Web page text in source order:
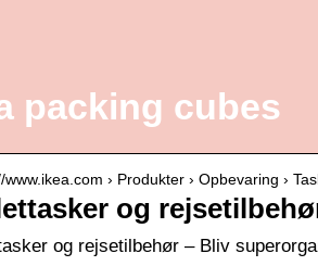
packing cubes
www.ikea.com › Produkter › Opbevaring ›
og
og rejsetilbehør – Bliv